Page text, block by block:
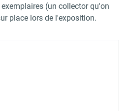
(un collector qu'on
place lors de l'exposition.